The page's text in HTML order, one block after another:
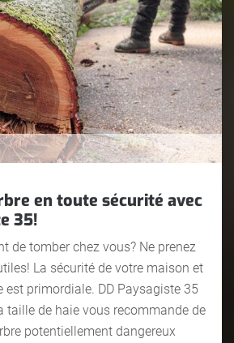
en toute sécurité avec
35!
de tomber chez vous? Ne prenez
La sécurité de votre maison et
est primordiale. DD Paysagiste 35
taille de haie vous recommande de
potentiellement dangereux